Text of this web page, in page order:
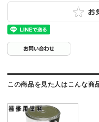
この商品を見た人はこんな商